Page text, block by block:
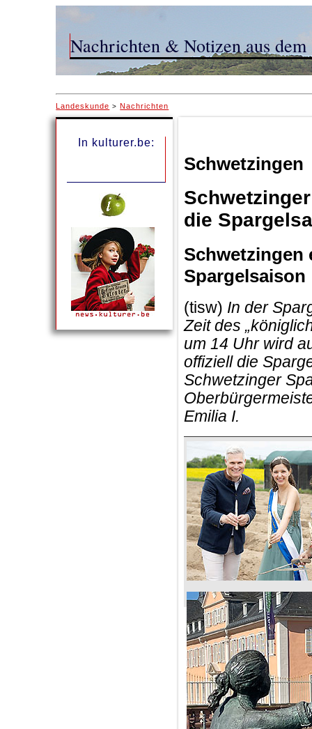
Nachrichten & Notizen aus
Landeskunde > Nachrichten
In kulturer.be:
Schwetzingen
die
Schwetzingen
Spargelsaison
(tisw) In der
Zeit des
um 14 Uhr wird
offiziell die
Schwetzinger
Emilia I.